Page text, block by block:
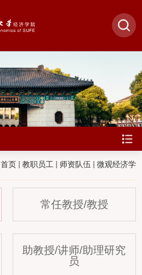
首页 教职员工 师资队伍 微观经济学
常任教授/教授
助教授/讲师/助理研究
员